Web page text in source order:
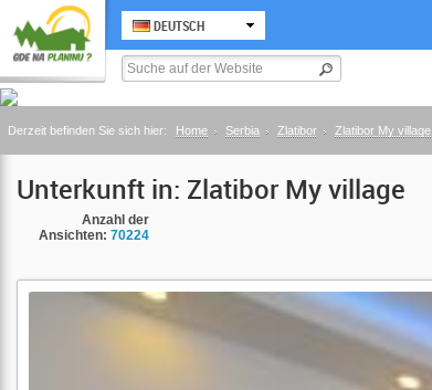
DEUTSCH
Derzeit befinden Sie sich hier: Home Serbia Zlatibor Zlatibor My village
Unterkunft in: Zlatibor My village
Anzahl der
Ansichten: 70224